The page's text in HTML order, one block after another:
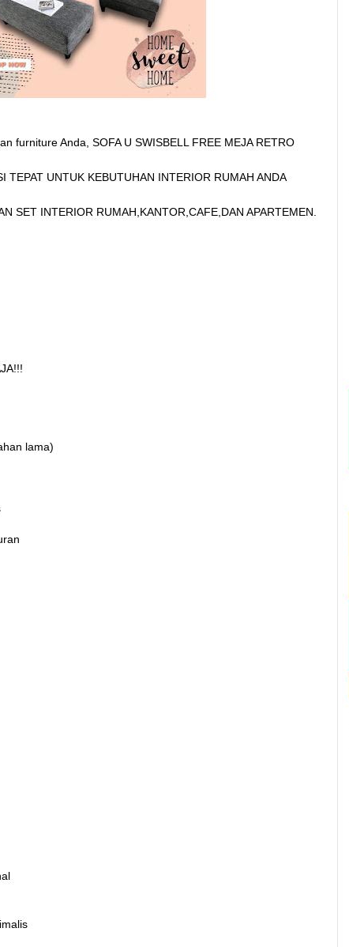
furniture Anda, SOFA U SWISBELL FREE MEJA RETRO
TEPAT UNTUK KEBUTUHAN INTERIOR RUMAH ANDA
SET INTERIOR RUMAH,KANTOR,CAFE,DAN APARTEMEN.
lama)